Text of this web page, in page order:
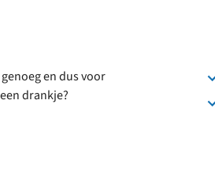
en dus voor
drankje?